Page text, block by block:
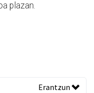
plazan.
Erantzun